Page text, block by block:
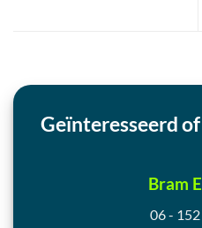
Geïnteresseerd
Bram
06 -